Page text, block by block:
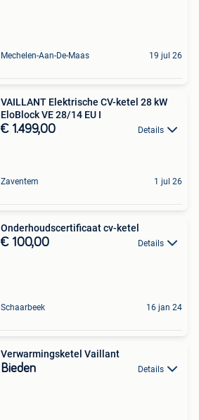
Mechelen-Aan-De-Maas 19 jul 26
VAILLANT Elektrische CV-ketel 28 kW
EloBlock VE 28/14 EU I
€ 1.499,00 Details
Zaventem 1 jul 26
Onderhoudscertificaat cv-ketel
€ 100,00 Details
Schaarbeek 16 jan 24
Verwarmingsketel Vaillant
Bieden Details